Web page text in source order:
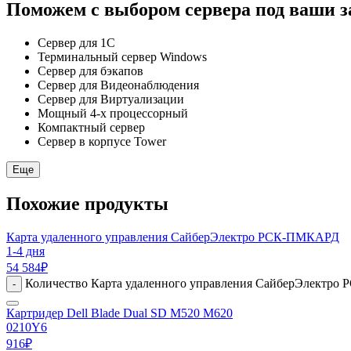
Поможем с выбором сервера под ваши
Сервер для 1С
Терминальный сервер Windows
Сервер для бэкапов
Сервер для Видеонаблюдения
Сервер для Виртуализации
Мощный 4-х процессорный
Компактный сервер
Сервер в корпусе Tower
Еще
Похожие продукты
Карта удаленного управления СайберЭлектро РСК-ПМКАРД
1-4 дня
54 584₽
- Количество Карта удаленного управления
Картридер Dell Blade Dual SD M520 M620
0210Y6
916₽